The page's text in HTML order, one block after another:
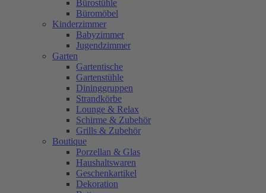
Bürostühle
Büromöbel
Kinderzimmer
Babyzimmer
Jugendzimmer
Garten
Gartentische
Gartenstühle
Dininggruppen
Strandkörbe
Lounge & Relax
Schirme & Zubehör
Grills & Zubehör
Boutique
Porzellan & Glas
Haushaltswaren
Geschenkartikel
Dekoration